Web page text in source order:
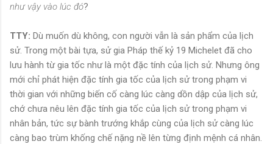
như vậy vào lúc đó?
TTY: Dù muốn dù không, con người vẫn là sản phẩm của lịch
sử. Trong một bài tựa, sử gia Pháp thế kỷ 19 Michelet đã cho
lưu hành từ gia tốc như là một đặc tính của lịch sử. Nhưng ông
mới chỉ phát hiện đặc tính gia tốc của lịch sử trong phạm vi
thời gian với những biến cố càng lúc càng dồn dập của lịch sử,
chớ chưa nêu lên đặc tính gia tốc của lịch sử trong phạm vi
nhân bản, tức sự bành trướng khắp cùng của lịch sử càng lúc
càng bao trùm khống chế nặng nề lên từng định mệnh cá nhân.